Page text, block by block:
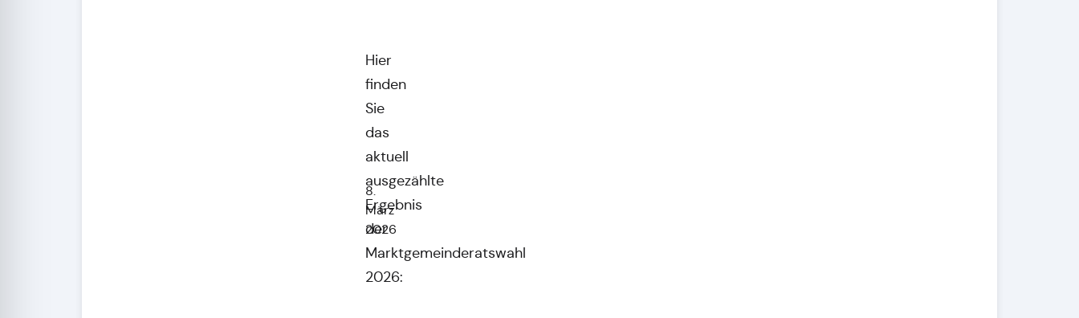
8.
März
2026
Hier
finden
Sie
das
aktuell
ausgezählte
Ergebnis
der
Marktgemeinderatswahl
2026: